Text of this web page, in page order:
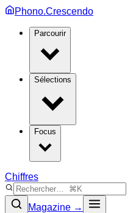
Phono.Crescendo
Parcourir
Sélections
Focus
Chiffres
Magazine →